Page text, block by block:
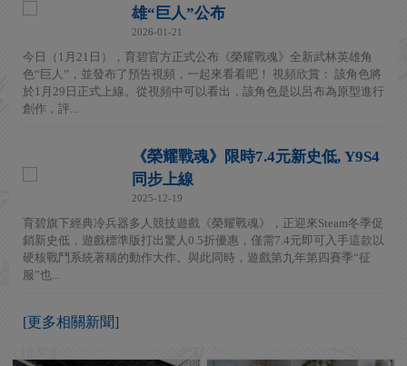
雄“巨人”公布
2026-01-21
今日（1月21日），育碧官方正式公布《榮耀戰魂》全新武林英雄角
色“巨人”，並發布了預告視頻，一起來看看吧！ 視頻欣賞： 該角色將
於1月29日正式上線。從視頻中可以看出，該角色是以呂布為原型進行
創作，評...
《榮耀戰魂》限時7.4元新史低, Y9S4
同步上線
2025-12-19
育碧旗下經典冷兵器多人競技遊戲《榮耀戰魂》，正迎來Steam冬季促
銷新史低，遊戲標準版打出驚人0.5折優惠，僅需7.4元即可入手這款以
硬核戰鬥系統著稱的動作大作。與此同時，遊戲第九年第四賽季“征
服”也...
[更多相關新聞]